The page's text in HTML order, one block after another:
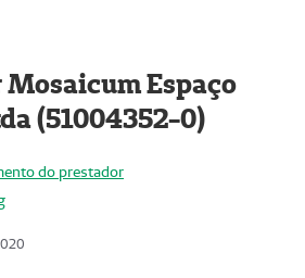
Mosaicum Espaço
(51004352-0)
do prestador